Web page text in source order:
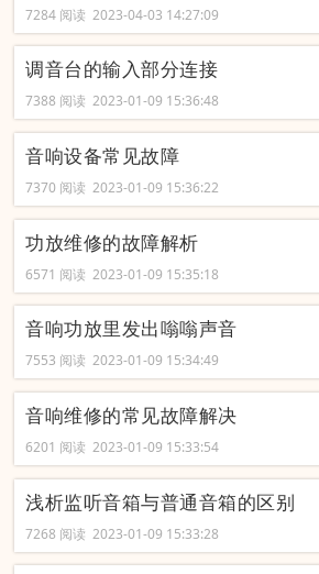
7284 阅读 2023-04-03 14:27:09
调音台的输入部分连接
7388 阅读 2023-01-09 15:36:48
音响设备常见故障
7370 阅读 2023-01-09 15:36:22
功放维修的故障解析
6571 阅读 2023-01-09 15:35:18
音响功放里发出嗡嗡声音
7553 阅读 2023-01-09 15:34:49
音响维修的常见故障解决
6201 阅读 2023-01-09 15:33:54
浅析监听音箱与普通音箱的区别
7268 阅读 2023-01-09 15:33:28